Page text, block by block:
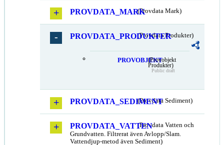
PROVDATA_MARK(Provdata Mark)
PROVDATA_PRODUKTER
(Provdata Produkter)
PROVOBJEKT(Provobjekt
Produkter)
Public draft
PROVDATA_SEDIMENT(Provdata Sediment)
PROVDATA_VATTEN(Provdata Vatten och
Grundvatten. Filtrerat även Avlopp/Slam.
Vattendjup-metod även Sediment)